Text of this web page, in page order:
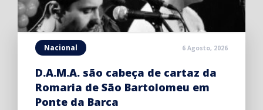
Nacional 6 Agosto, 2026
D.A.M.A. são cabeça de cartaz da
Romaria de São Bartolomeu em
Ponte da Barca